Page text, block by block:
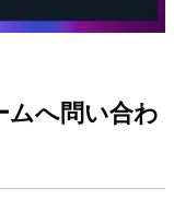
へ問い合わ